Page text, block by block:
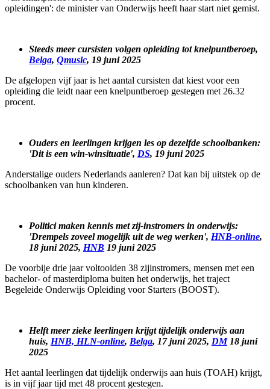
opleidingen': de minister van Onderwijs heeft haar start niet gemist.
Steeds meer cursisten volgen opleiding tot knelpuntberoep,
Belga, Qmusic, 19 juni 2025
De afgelopen vijf jaar is het aantal cursisten dat kiest voor een
opleiding die leidt naar een knelpuntberoep gestegen met 26.32
procent.
Ouders en leerlingen krijgen les op dezelfde schoolbanken:
'Dit is een win-winsituatie', DS, 19 juni 2025
Anderstalige ouders Nederlands aanleren? Dat kan bij uitstek op de
schoolbanken van hun kinderen.
Politici maken kennis met zij-instromers in onderwijs:
'Drempels zoveel mogelijk uit de weg werken', HNB-online,
18 juni 2025, HNB 19 juni 2025
De voorbije drie jaar voltooiden 38 zijinstromers, mensen met een
bachelor- of masterdiploma buiten het onderwijs, het traject
Begeleide Onderwijs Opleiding voor Starters (BOOST).
Helft meer zieke leerlingen krijgt tijdelijk onderwijs aan
huis, HNB, HLN-online, Belga, 17 juni 2025, DM18 juni
2025
Het aantal leerlingen dat tijdelijk onderwijs aan huis (TOAH) krijgt,
is in vijf jaar tijd met 48 procent gestegen.